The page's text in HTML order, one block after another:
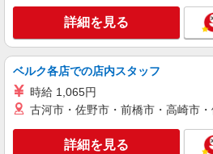
キープ
正社員
株式会社ココナラテック
ITソリューション営
■年俸制で支給
※30時間分の固定残
渋谷区恵比寿4-
タワー29F
詳細を見る
ベルク各店での店内スタッフ
時給 1,065円
古河市・佐野市・前橋市・高崎市
詳細を見る